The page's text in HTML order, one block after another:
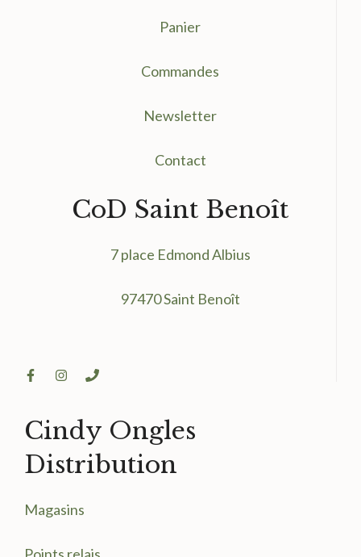
Panier
Commandes
Newsletter
Contact
CoD Saint Benoît
7 place Edmond Albius
97470 Saint Benoît
Cindy Ongles
Distribution
Magasins